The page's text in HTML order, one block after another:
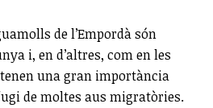
de l’Empordà són
i, en d’altres, com en les
una gran importància
de moltes aus migratòries.